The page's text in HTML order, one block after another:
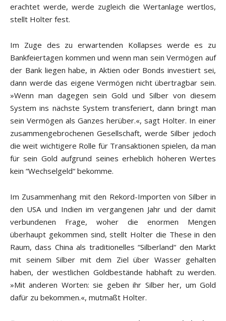
erachtet werde, werde zugleich die Wertanlage wertlos,
stellt Holter fest.
Im Zuge des zu erwartenden Kollapses werde es zu
Bankfeiertagen kommen und wenn man sein Vermögen auf
der Bank liegen habe, in Aktien oder Bonds investiert sei,
dann werde das eigene Vermögen nicht übertragbar sein.
»Wenn man dagegen sein Gold und Silber von diesem
System ins nächste System transferiert, dann bringt man
sein Vermögen als Ganzes herüber.«, sagt Holter. In einer
zusammengebrochenen Gesellschaft, werde Silber jedoch
die weit wichtigere Rolle für Transaktionen spielen, da man
für sein Gold aufgrund seines erheblich höheren Wertes
kein “Wechselgeld“ bekomme.
Im Zusammenhang mit den Rekord-Importen von Silber in
den USA und Indien im vergangenen Jahr und der damit
verbundenen Frage, woher die enormen Mengen
überhaupt gekommen sind, stellt Holter die These in den
Raum, dass China als traditionelles “Silberland“ den Markt
mit seinem Silber mit dem Ziel über Wasser gehalten
haben, der westlichen Goldbestände habhaft zu werden.
»Mit anderen Worten: sie geben ihr Silber her, um Gold
dafür zu bekommen.«, mutmaßt Holter.